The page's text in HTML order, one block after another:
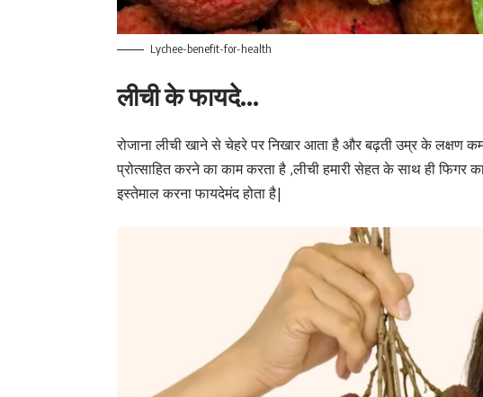
Lychee-benefit-for-health
लीची के फायदे…
रोजाना लीची खाने से चेहरे पर निखार आता है और बढ़ती उम्र के लक्षण
प्रोत्साहित करने का काम करता है ,लीची हमारी सेहत के साथ ही फिगर
इस्तेमाल करना फायदेमंद होता है|